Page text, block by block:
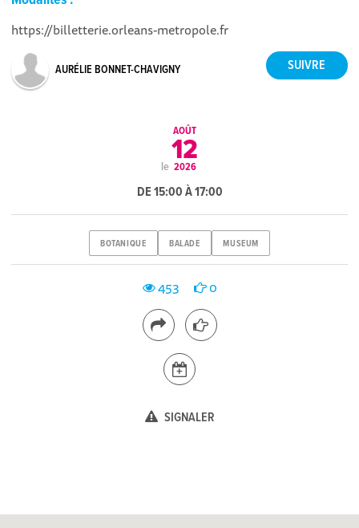
https://billetterie.orleans-metropole.fr
AURÉLIE BONNET-CHAVIGNY
le
AOÛT
12
2026
DE 15:00 À 17:00
BOTANIQUE BALADE MUSEUM
453 0
SIGNALER